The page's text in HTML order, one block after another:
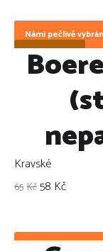
Námi pečlivě
ZLEVNĚNO !
Kravské
Kč
65 Kč
58
Námi pečlivě